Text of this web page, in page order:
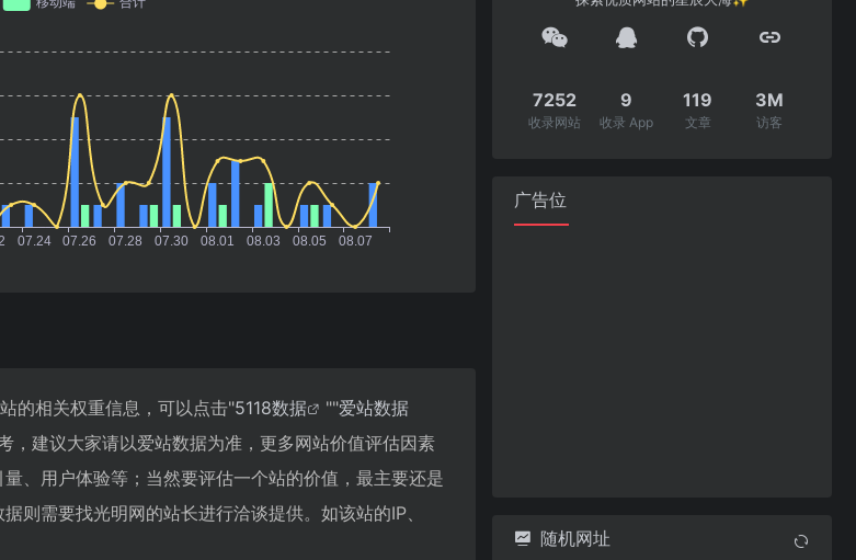
的相关权重信息，可以点击"5118数据 ""爱站数据
，建议大家请以爱站数据为准，更多网站价值评估因素
、用户体验等；当然要评估一个站的价值，最主要还是
则需要找光明网的站长进行洽谈提供。如该站的IP、
7252
收录网站
9
收录 App
119
文章
3M
访客
广告位
随机网址